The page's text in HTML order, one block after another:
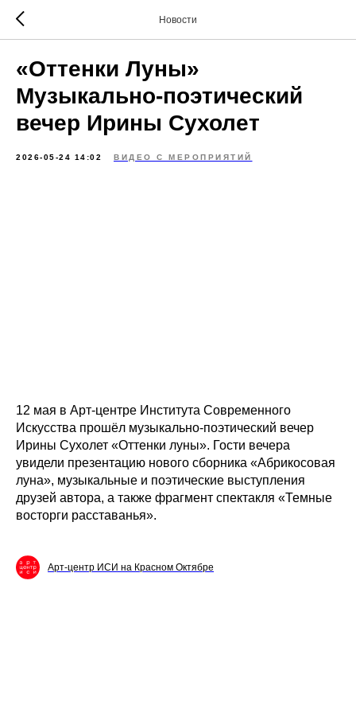
Новости
«Оттенки Луны»
Музыкально-поэтический
вечер Ирины Сухолет
2026-05-24 14:02 ВИДЕО С МЕРОПРИЯТИЙ
12 мая в Арт-центре Института Современного
Искусства прошёл музыкально-поэтический вечер
Ирины Сухолет «Оттенки луны». Гости вечера
увидели презентацию нового сборника «Абрикосовая
луна», музыкальные и поэтические выступления
друзей автора, а также фрагмент спектакля «Темные
восторги расставанья».
Арт-центр ИСИ на Красном Октябре